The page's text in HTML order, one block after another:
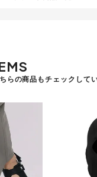
らの商品もチェックして